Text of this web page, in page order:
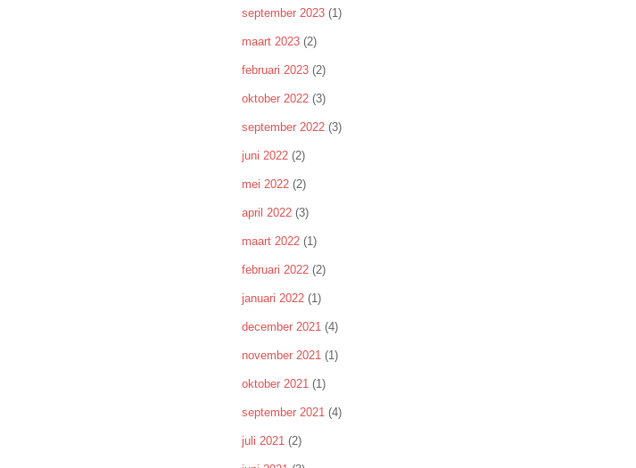
september 2023 (1)
maart 2023 (2)
februari 2023 (2)
oktober 2022 (3)
september 2022 (3)
juni 2022 (2)
mei 2022 (2)
april 2022 (3)
maart 2022 (1)
februari 2022 (2)
januari 2022 (1)
december 2021 (4)
november 2021 (1)
oktober 2021 (1)
september 2021 (4)
juli 2021 (2)